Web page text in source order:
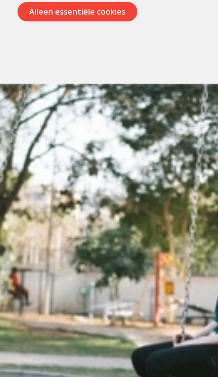
Alleen essentiële cookies